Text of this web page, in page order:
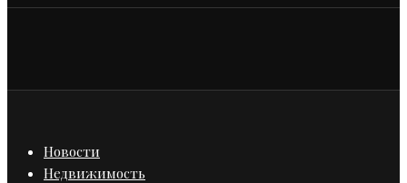
Новости
Недвижимость